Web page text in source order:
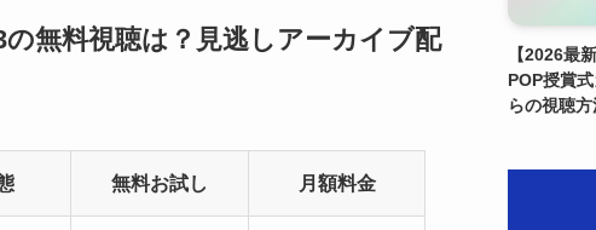
無料視聴は？見逃しアーカイブ配
無料お試し 月額料金
【2026最
POP授賞
らの視聴